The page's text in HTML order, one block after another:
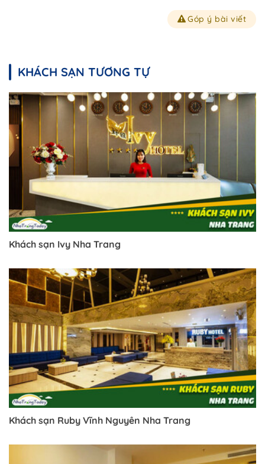
Góp ý bài viết
KHÁCH SẠN TƯƠNG TỰ
Khách sạn Ivy Nha Trang
Khách sạn Ruby Vĩnh Nguyên Nha Trang